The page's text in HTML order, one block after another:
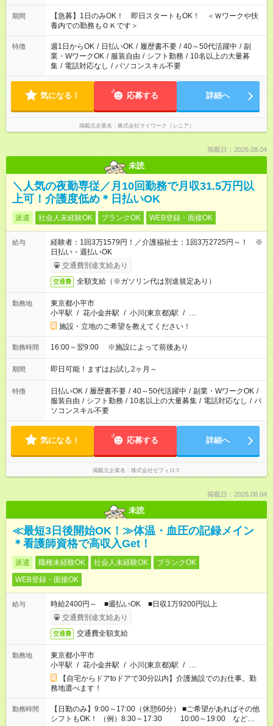
22：00 ・22：00～翌6：00 など
期間
【急募】1日のみOK！ 即日スタートもOK！ ＜Ｗワークや扶
養内での勤務もＯＫです＞
特徴 週1日からOK / 日払いOK / 履歴書不要 / 40～50代活躍中 / 副
業・WワークOK / 服装自由 / シフト勤務 / 10名以上の大量募
集 / 電話対応なし / パソコンスキル不要
気になる！ 応募する 詳細へ
掲載元企業名 株式会社マイワーク（シニア）
掲載日：2026.08.04
未読
＼人気の夜勤専従／月10回勤務で月収31.5万円以
上可！介護度低め＊日払いOK
派遣 社会人未経験OK ブランクOK WEB登録・面接OK
給与
経験者：1回3万1579円！／介護福祉士：1回3万2725円～！ ※
日払い・週払いOK
交通費別途支給あり
交通費 全額支給（※ガソリン代は別途規定あり）
勤務地
東京都小平市
小平駅 / 花小金井駅 / 小川(東京都)駅 / …
施設・立地のご希望を教えてください！
勤務時間 16:00～翌9:00 ※施設によって前後あり
期間 即日可能！まずはお試し2ヶ月～
特徴 日払いOK / 履歴書不要 / 40～50代活躍中 / 副業・WワークOK /
服装自由 / シフト勤務 / 10名以上の大量募集 / 電話対応なし / パ
ソコンスキル不要
気になる！ 応募する 詳細へ
掲載元企業名 株式会社ゼフィロス
掲載日：2026.08.04
未読
≪最短3日後開始OK！≫体温・血圧の記録メイン
＊看護師資格で高収入Get！
派遣 職種未経験OK 社会人未経験OK
ブランクOK
WEB登録・面接OK
給与
時給2400円～ ■週払いOK ■日収1万9200円以上
交通費別途支給あり
交通費 交通費全額支給
勤務地
東京都小平市
小平駅 / 花小金井駅 / 小川(東京都)駅 / …
【自宅からドアtoドアで30分以内】介護施設でのお仕事。勤
務地選べます！
勤務時間
【日勤のみ】9:00～17:00（休憩60分） ■ご希望があればその他
シフトもOK！ （例）8:30～17:30 10:00～19:00 など